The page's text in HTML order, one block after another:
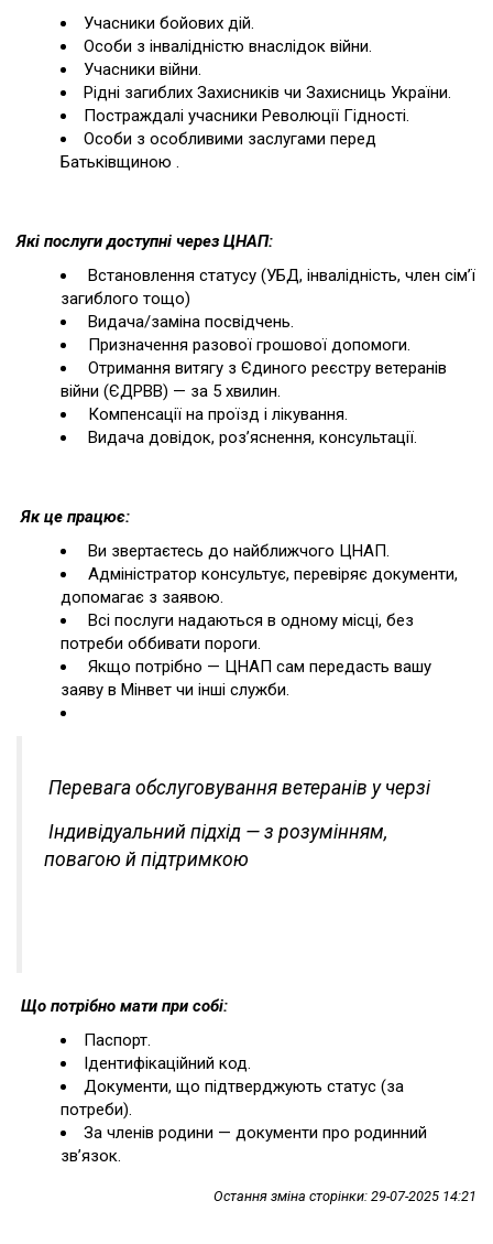
Учасники бойових дій.
Особи з інвалідністю внаслідок війни.
Учасники війни.
Рідні загиблих Захисників чи Захисниць України.
Постраждалі учасники Революції Гідності.
Особи з особливими заслугами перед
Батьківщиною .
Які послуги доступні через ЦНАП:
Встановлення статусу (УБД, інвалідність, член сім’ї
загиблого тощо)
Видача/заміна посвідчень.
Призначення разової грошової допомоги.
Отримання витягу з Єдиного реєстру ветеранів
війни (ЄДРВВ) — за 5 хвилин.
Компенсації на проїзд і лікування.
Видача довідок, роз’яснення, консультації.
Як це працює:
Ви звертаєтесь до найближчого ЦНАП.
Адміністратор консультує, перевіряє документи,
допомагає з заявою.
Всі послуги надаються в одному місці, без
потреби оббивати пороги.
Якщо потрібно — ЦНАП сам передасть вашу
заяву в Мінвет чи інші служби.
Перевага обслуговування ветеранів у черзі
Індивідуальний підхід — з розумінням,
повагою й підтримкою
Що потрібно мати при собі:
Паспорт.
Ідентифікаційний код.
Документи, що підтверджують статус (за
потреби).
За членів родини — документи про родинний
зв’язок.
Остання зміна сторінки: 29-07-2025 14:21